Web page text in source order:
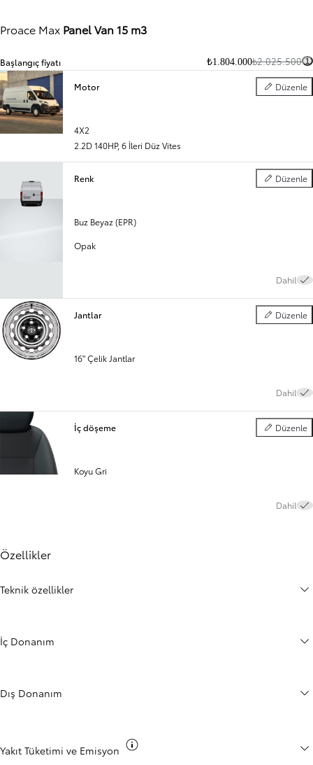
Proace Max Panel Van 15 m3
Başlangıç fiyatı ₺1.804.000₺2.025.500 1
Motor Düzenle
Motor
4X2
2.2D 140HP, 6 İleri Düz Vites
Renk Düzenle
Renk
Buz Beyaz (EPR)
Opak
Dahil
Jantlar Düzenle
Jantlar
16" Çelik Jantlar
Dahil
İç döşeme Düzenle
İç döşeme
Koyu Gri
Dahil
Özellikler
Teknik özellikler
İç Donanım
Dış Donanım
Yakıt Tüketimi ve Emisyon